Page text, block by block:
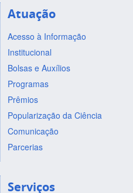
Atuação
Acesso à Informação
Institucional
Bolsas e Auxílios
Programas
Prêmios
Popularização da Ciência
Comunicação
Parcerias
Serviços